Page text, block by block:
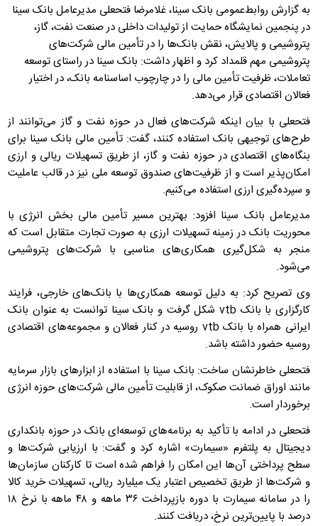
به گزارش روابط‌عمومی بانک سینا، غلامرضا فتحعلی مدیرعامل بانک سینا
در پنجمین نمایشگاه حمایت از تولیدات داخلی در صنعت نفت، گاز،
پتروشیمی و پالایش، نقش بانک‌ها را در تأمین مالی شرکت‌های
پتروشیمی مهم قلمداد کرد و اظهار داشت: بانک سینا در راستای توسعه
تعاملات، ظرفیت تأمین مالی را در چارچوب اساسنامه بانک، در اختیار
فعالان اقتصادی قرار می‌دهد.
فتحعلی با بیان اینکه شرکت‌های فعال در حوزه نفت و گاز می‌توانند از
طرح‌های توجیهی بانک استفاده کنند، گفت: تأمین مالی بانک سینا برای
بنگاه‌های اقتصادی در حوزه نفت و گاز، از طریق تسهیلات ریالی و ارزی
امکان‌پذیر است و از ظرفیت‌های صندوق توسعه ملی نیز در قالب عاملیت
و سپرده‌گیری ارزی استفاده می‌کنیم.
مدیرعامل بانک سینا افزود: بهترین مسیر تأمین مالی بخش انرژی با
محوریت بانک در زمینه تسهیلات ارزی به صورت تجارت متقابل است که
منجر به شکل‌گیری همکاری‌های مناسبی با شرکت‌های پتروشیمی
می‌شود.
وی تصریح کرد: به دلیل توسعه همکاری‌ها با بانک‌های خارجی، فرایند
کارگزاری با بانک vtb شکل گرفت و بانک سینا توانست به عنوان بانک
ایرانی همراه با بانک vtb روسیه در کنار فعالان و مجموعه‌های اقتصادی
روسیه حضور داشته باشد.
فتحعلی خاطرنشان ساخت: بانک سینا با استفاده از ابزارهای بازار سرمایه
مانند اوراق ضمانت صکوک، از قابلیت تأمین مالی شرکت‌های حوزه انرژی
برخوردار است.
فتحعلی در ادامه با تأکید به برنامه‌های توسعه‌ای بانک در حوزه بانکداری
دیجیتال به پلتفرم «سیمارت» اشاره کرد و گفت: با ارزیابی شرکت‌ها و
سطح پرداختی آن‌ها این امکان را فراهم شده است تا کارکنان سازمان‌ها
و شرکت‌ها از طریق تخصیص اعتبار یک میلیارد ریالی، تسهیلات خرید کالا
را در سامانه سیمارت با دوره بازپرداخت ۳۶ ماهه و ۴۸ ماهه با نرخ ۱۸
درصد با پایین‌ترین نرخ، دریافت کنند.